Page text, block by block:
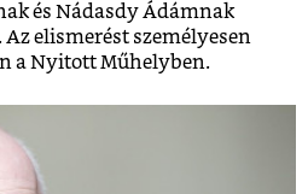
és Nádasdy Ádámnak
elismerést személyesen
a Nyitott Műhelyben.